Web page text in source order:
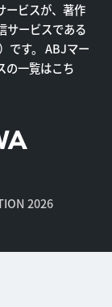
ービスが、著作
サービスである
です。 ABJマー
の一覧はこち
2026